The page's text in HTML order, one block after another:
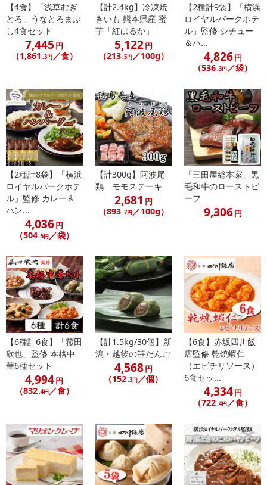
【賞味・消費期限のある商品について】
商品到着時点でのお日持ち期間は、配送日数などにより異なります
のでご了承ください。
【キャンセルについて】
記載されている内容を必ずご確認いただき、お届けする商品セット
にご納得いただきましたうえでお申し込みください。
※パッケージ変更や商品リニューアル（成分など含む）等により、
参考の掲載画像や画像内のバーコードなど、お届け商品と多少異な
る場合がございます。
また、[新たな加工食品の原料原産地表示制度]の経過措置期間の終
了により、商品詳細内に記載の原産国・原材料の表記が旧表記の場
合がございます。
あらかじめご了承いただいた上でお申込みください。なお、本理由
によるお申込み後のキャンセル・返品交換は対応いたしかねます。
【お支払いについて】
※d払い、PayPay、au PAY、au PAY（auかんたん決済）、ソフトバ
ンクまとめて支払い、楽天ペイ、メルペイ、AEON Pay、Amazon
Payでお支払いの場合、決済のため外部サイトへ遷移します。
※予約商品は決済手段ごとに定められた決済期限日にお支払いを完
了することがございます。ご了承いただいたうえでお申し込みくだ
さい。
【配送伝票番号について】
※配送形態がメール便の商品については、商品の発送完了後、配送
伝票番号がマイページに表示されない場合もございます。
※配送日時の指定が可能な商品の場合、商品によってご指定できる
配送日、配送時間が異なる可能性がございます。
カート機能をご利用の場合は、配送日時指定をご利用いただけませ
ん。
【4食】「浅草むぎ
とろ」うなとろまぶ
し4食セット
7,445 円
（1,861 .3円／食）
【計2.4kg】冷凍焼
きいも 熊本県産 蜜
芋「紅はるか」
5,122円
（213.5円／100g）
【2種計9袋】「横浜
ロイヤルパークホテ
ル」監修 シチュー
＆ハ...
4,826円
（536.3円／袋）
【2種計8袋】「横浜
ロイヤルパークホテ
ル」監修 カレー＆
ハン...
4,036円
（504.5円／袋）
【計300g】阿波尾
鶏 モモステーキ
2,681 円
（893.7円／100g）
「三田屋総本家」黒
毛和牛のローストビ
ーフ
9,306円
【6種計6食】「菰田
欣也」監修 本格中
華6種セット
4,994円
（832 .4円／食）
【計1.5kg/30個】新
潟・越後の笹だんご
4,568円
（152 .3円 ／個）
【6食】赤坂四川飯
店監修 乾焼蝦仁
（エビチリソース）
6食セッ...
4,334円
（722 .4円 ／食）